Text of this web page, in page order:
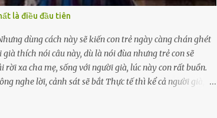
là điều đầu tiên
dùng cách này sẽ kiến con trẻ ngày càng chán ghét
thích nói câu này, dù là nói đùa nhưng trẻ con sẽ
xa cha mẹ, sống với người già, lúc này con rất buồn.
nghe lời, cảnh sát sẽ bắt Thực tế thì kể cả người già,